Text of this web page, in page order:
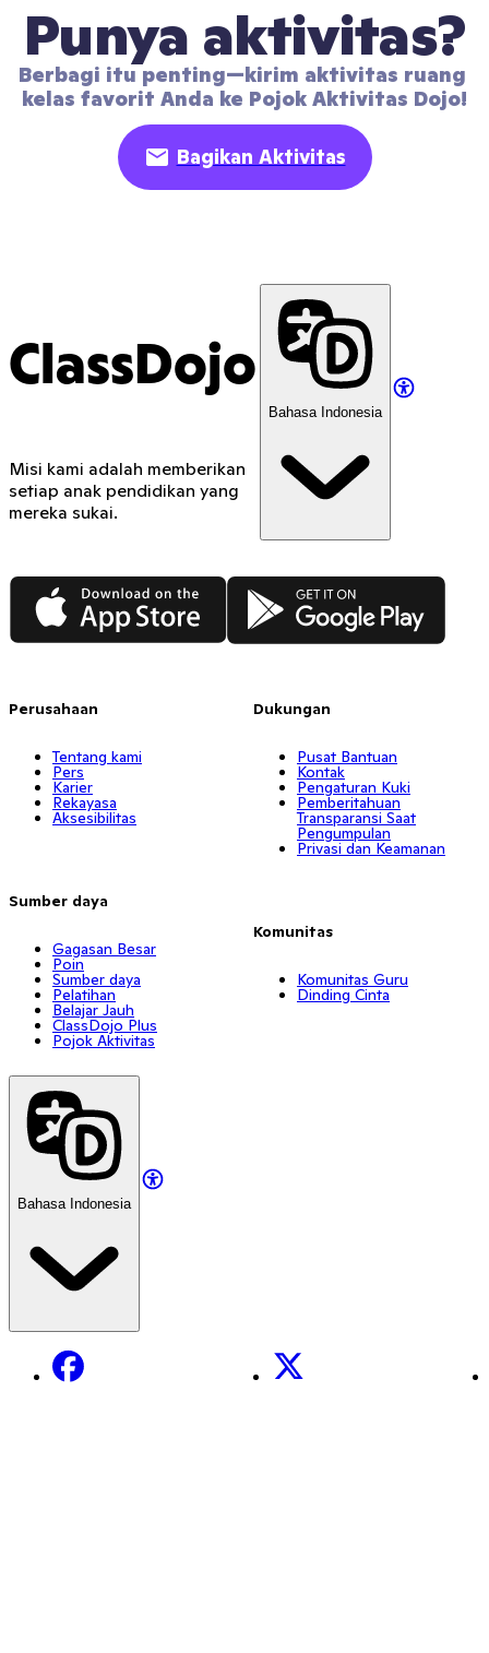
Punya aktivitas?
Berbagi itu penting—kirim aktivitas ruang
kelas favorit Anda ke Pojok Aktivitas Dojo!
Bagikan Aktivitas
ClassDojo
Misi kami adalah memberikan
setiap anak pendidikan yang
mereka sukai.
Bahasa Indonesia
App Store Google Play
Perusahaan
Tentang kami
Pers
Karier
Rekayasa
Aksesibilitas
Sumber daya
Gagasan Besar
Poin
Sumber daya
Pelatihan
Belajar Jauh
ClassDojo Plus
Pojok Aktivitas
Dukungan
Pusat Bantuan
Kontak
Pengaturan Kuki
Pemberitahuan
Transparansi Saat
Pengumpulan
Privasi dan Keamanan
Komunitas
Komunitas Guru
Dinding Cinta
Bahasa Indonesia
Facebook X